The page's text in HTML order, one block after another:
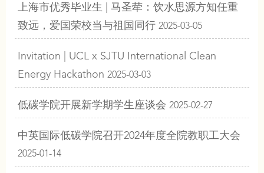
上海市优秀毕业生 | 马圣荦：饮水思源方知任重
致远，爱国荣校当与祖国同行 2025-03-05
Invitation | UCL x SJTU International Clean
Energy Hackathon 2025-03-03
低碳学院开展新学期学生座谈会 2025-02-27
中英国际低碳学院召开2024年度全院教职工大会
2025-01-14